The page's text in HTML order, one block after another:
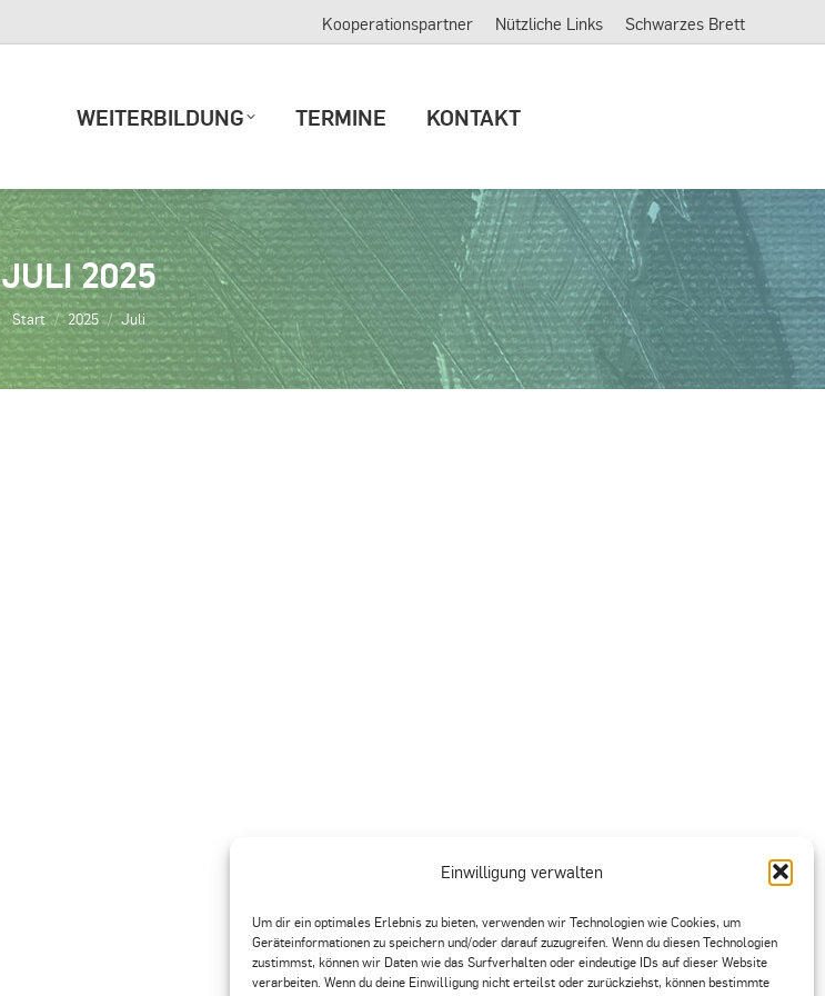
Einwilligung verwalten
Um dir ein optimales Erlebnis zu bieten, verwenden wir Technologien wie Cookies, um
Geräteinformationen zu speichern und/oder darauf zuzugreifen. Wenn du diesen Technologien
zustimmst, können wir Daten wie das Surfverhalten oder eindeutige IDs auf dieser Website
verarbeiten. Wenn du deine Einwilligung nicht erteilst oder zurückziehst, können bestimmte
Kooperationspartner Nützliche Links Schwarzes Brett
WEITERBILDUNG TERMINE KONTAKT
JULI 2025
Sie befinden sich hier:
Start 2025 Juli